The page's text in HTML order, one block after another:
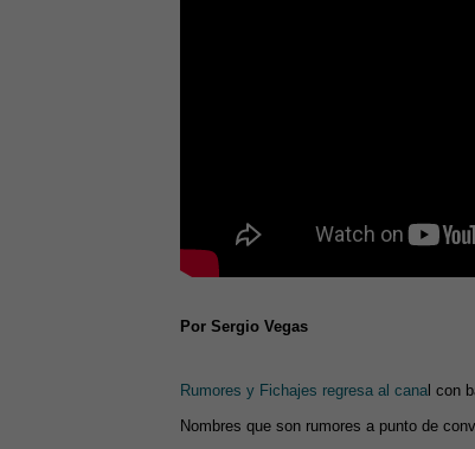
Por Sergio Vegas
Rumores y Fichajes regresa al cana l con
Nombres que son rumores a punto de